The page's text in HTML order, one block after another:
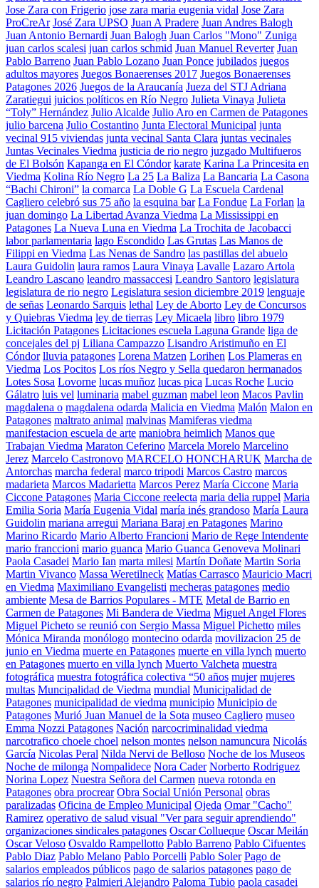
Jose Zara con Frigerio jose zara maria eugenia vidal Jose Zara
ProCreAr José Zara UPSO Juan A Pradere Juan Andres Balogh
Juan Antonio Bernardi Juan Balogh Juan Carlos "Mono" Zuniga
juan carlos scalesi juan carlos schmid Juan Manuel Reverter Juan
Pablo Barreno Juan Pablo Lozano Juan Ponce jubilados juegos
adultos mayores Juegos Bonaerenses 2017 Juegos Bonaerenses
Patagones 2026 Juegos de la Araucanía Jueza del STJ Adriana
Zaratiegui juicios políticos en Río Negro Julieta Vinaya Julieta
“Toly” Hernández Julio Alcalde Julio Aro en Carmen de Patagones
julio barcena Julio Costantino Junta Electoral Municipal junta
vecinal 915 viviendas junta vecinal Santa Clara juntas vecinales
Juntas Vecinales Viedma justicia de rio negro juzgado Multifueros
de El Bolsón Kapanga en El Cóndor karate Karina La Princesita en
Viedma Kolina Río Negro La 25 La Baliza La Bancaria La Casona
“Bachi Chironi” la comarca La Doble G La Escuela Cardenal
Cagliero celebró sus 75 año la esquina bar La Fondue La Forlan la
juan domingo La Libertad Avanza Viedma La Mississippi en
Patagones La Nueva Luna en Viedma La Trochita de Jacobacci
labor parlamentaria lago Escondido Las Grutas Las Manos de
Filippi en Viedma Las Nenas de Sandro las pastillas del abuelo
Laura Guidolin laura ramos Laura Vinaya Lavalle Lazaro Artola
Leandro Lascano leandro massaccesi Leandro Santoro legislatura
legislatura de rio negro Legislatura sesion diciembre 2019 lenguaje
de señas Leonardo Sarquis lethal Ley de Aborto Ley de Concursos
y Quiebras Viedma ley de tierras Ley Micaela libro libro 1979
Licitación Patagones Licitaciones escuela Laguna Grande liga de
concejales del pj Liliana Campazzo Lisandro Aristimuño en El
Cóndor lluvia patagones Lorena Matzen Lorihen Los Plameras en
Viedma Los Pocitos Los ríos Negro y Sella quedaron hermanados
Lotes Sosa Lovorne lucas muñoz lucas pica Lucas Roche Lucio
Gálatro luis vel luminaria mabel guzman mabel leon Macos Pavlin
magdalena o magdalena odarda Malicia en Viedma Malón Malon en
Patagones maltrato animal malvinas Mamiferas viedma
manifestacion escuela de arte maniobra heimlich Manos que
Trabajan Viedma Maraton Ceferino Marcela Morelo Marcelino
Jerez Marcelo Castronovo MARCELO HONCHARUK Marcha de
Antorchas marcha federal marco tripodi Marcos Castro marcos
madarieta Marcos Madarietta Marcos Perez María Ciccone Maria
Ciccone Patagones Maria Ciccone reelecta maria delia ruppel Maria
Emilia Soria María Eugenia Vidal maría inés grandoso María Laura
Guidolin mariana arregui Mariana Baraj en Patagones Marino
Marino Ricardo Mario Alberto Francioni Mario de Rege Intendente
mario franccioni mario guanca Mario Guanca Genoveva Molinari
Paola Casadei Mario Ian marta milesi Martín Doñate Martin Soria
Martin Vivanco Massa Weretilneck Matías Carrasco Mauricio Macri
en Viedma Maximiliano Evangelisti mecheras patagones medio
ambiente Mesa de Barrios Populares - MTE Metal de Barrio en
Carmen de Patagones Mi Bandera de Viedma Miguel Angel Flores
Miguel Picheto se reunió con Sergio Massa Miguel Pichetto miles
Mónica Miranda monólogo montecino odarda movilizacion 25 de
junio en Viedma muerte en Patagones muerte en villa lynch muerto
en Patagones muerto en villa lynch Muerto Valcheta muestra
fotográfica muestra fotográfica colectiva “50 años mujer mujeres
multas Muncipalidad de Viedma mundial Municipalidad de
Patagones municipalidad de viedma municipio Municipio de
Patagones Murió Juan Manuel de la Sota museo Cagliero museo
Emma Nozzi Patagones Nación narcocriminalidad viedma
narcotrafico choele choel nelson montes nelson namuncura Nicolás
García Nicolas Peral Nilda Nervi de Belloso Noche de los Museos
Noche de milonga Nompalidece Nora Cader Norberto Rodriguez
Norina Lopez Nuestra Señora del Carmen nueva rotonda en
Patagones obra procrear Obra Social Unión Personal obras
paralizadas Oficina de Empleo Municipal Ojeda Omar "Cacho"
Ramirez operativo de salud visual "Ver para seguir aprendiendo"
organizaciones sindicales patagones Oscar Collueque Oscar Meilán
Oscar Veloso Osvaldo Rampellotto Pablo Barreno Pablo Cifuentes
Pablo Diaz Pablo Melano Pablo Porcelli Pablo Soler Pago de
salarios empleados públicos pago de salarios patagones pago de
salarios río negro Palmieri Alejandro Paloma Tubio paola casadei